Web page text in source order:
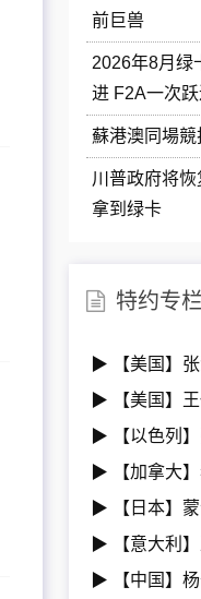
前巨兽
2026年8月绿
进 F2A一次
蘇港澳同場
川普政府将
拿到绿卡
特约专栏
▶ 【美国】
▶ 【美国】
▶ 【以色列
▶ 【加拿大
▶ 【日本】
▶ 【意大利
▶ 【中国】